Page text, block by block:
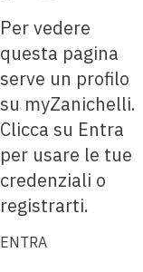
Per vedere
questa pagina
serve un profilo
su myZanichelli.
Clicca su Entra
per usare le tue
credenziali o
registrarti.
ENTRA